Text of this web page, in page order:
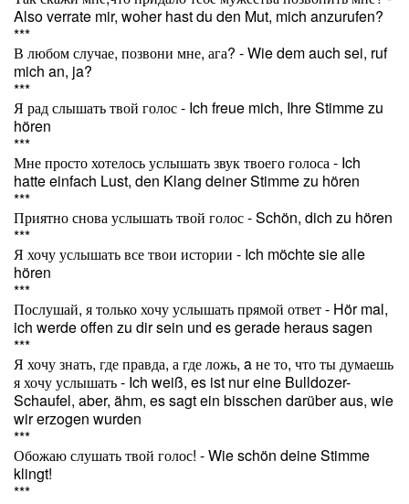
Also verrate mir, woher hast du den Mut, mich anzurufen?
***
В любом случае, позвони мне, ага? - Wie dem auch sei, ruf
mich an, ja?
***
Я рад слышать твой голос - Ich freue mich, Ihre Stimme zu
hören
***
Мне просто хотелось услышать звук твоего голоса - Ich
hatte einfach Lust, den Klang deiner Stimme zu hören
***
Приятно снова услышать твой голос - Schön, dich zu hören
***
Я хочу услышать все твои истории - Ich möchte sie alle
hören
***
Послушай, я только хочу услышать прямой ответ - Hör mal,
ich werde offen zu dir sein und es gerade heraus sagen
***
Я хочу знать, где правда, а где ложь, a не то, что ты думаешь
я хочу услышать - Ich weiß, es ist nur eine Bulldozer-
Schaufel, aber, ähm, es sagt ein bisschen darüber aus, wie
wir erzogen wurden
***
Обожаю слушать твой голос! - Wie schön deine Stimme
klingt!
***